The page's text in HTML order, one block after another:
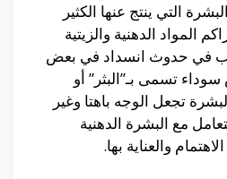
التي ينتج عنها الكثير
المواد الدهنية والزيتية
في حدوث انسداد في بعض
تسمى بـ”البثر” أو
تجعل الوجه باهتا وغير
مع البشرة الدهنية
والعناية بها.